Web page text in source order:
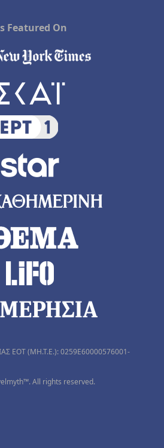
Featured On
ΕΟΤ (MH.T.E.): 0259Ε60000576001-
All rights reserved.